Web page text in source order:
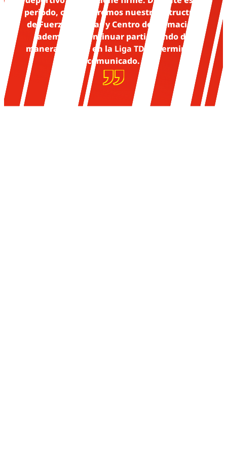
periodo, conservaremos nuestra estructura
de Fuerzas Básicas y Centro de Formación,
además de continuar participando de
manera normal en la Liga TDP
”, termina el
comunicado.